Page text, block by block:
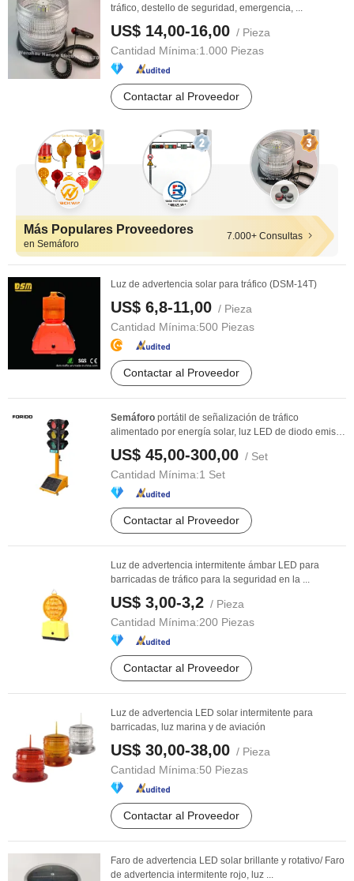
tráfico, destello de seguridad, emergencia, ...
US$ 14,00-16,00 / Pieza
Cantidad Mínima:1.000 Piezas
Contactar al Proveedor
Más Populares Proveedores
en Semáforo
7.000+ Consultas
Luz de advertencia solar para tráfico (DSM-14T)
US$ 6,8-11,00 / Pieza
Cantidad Mínima:500 Piezas
Contactar al Proveedor
Semáforo portátil de señalización de tráfico
alimentado por energía solar, luz LED de diodo emisor
US$ 45,00-300,00 / Set
Cantidad Mínima:1 Set
Contactar al Proveedor
Luz de advertencia intermitente ámbar LED para
barricadas de tráfico para la seguridad en la ...
US$ 3,00-3,2 / Pieza
Cantidad Mínima:200 Piezas
Contactar al Proveedor
Luz de advertencia LED solar intermitente para
barricadas, luz marina y de aviación
US$ 30,00-38,00 / Pieza
Cantidad Mínima:50 Piezas
Contactar al Proveedor
Faro de advertencia LED solar brillante y rotativo/ Faro
de advertencia intermitente rojo, luz ...